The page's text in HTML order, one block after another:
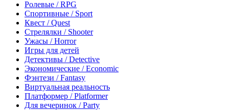
Ролевые / RPG
Спортивные / Sport
Квест / Quest
Стрелялки / Shooter
Ужасы / Horror
Игры для детей
Детективы / Detective
Экономические / Economic
Фэнтези / Fantasy
Виртуальная реальность
Платформер / Platformer
Для вечеринок / Party